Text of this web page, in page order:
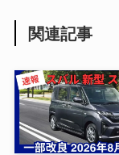
関連記事